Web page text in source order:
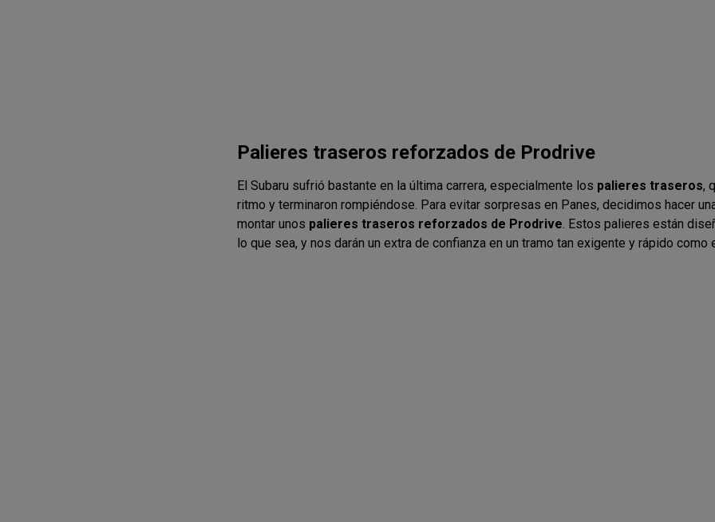
Palieres traseros reforzados de Prodrive
El Subaru sufrió bastante en la última carrera, especialmente los palieres traseros,
ritmo y terminaron rompiéndose. Para evitar sorpresas en Panes, decidimos hacer
montar unos palieres traseros reforzados de Prodrive . Estos palieres están
lo que sea, y nos darán un extra de confianza en un tramo tan exigente y rápido como